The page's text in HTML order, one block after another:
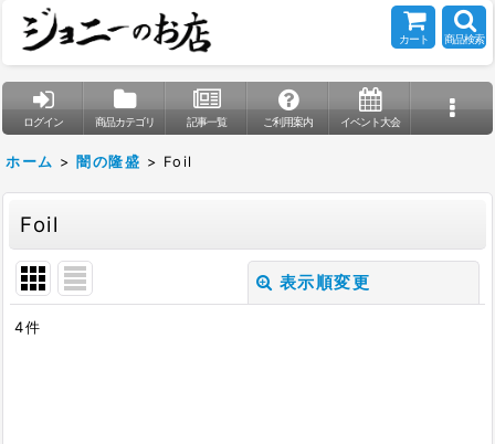
カート 商品検索
ログイン 商品カテゴリ 記事一覧 ご利用案内 イベント大会
ホーム > 闇の隆盛 > Foil
Foil
表示順変更
4件